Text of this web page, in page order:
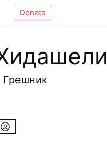
Donate
Грешник